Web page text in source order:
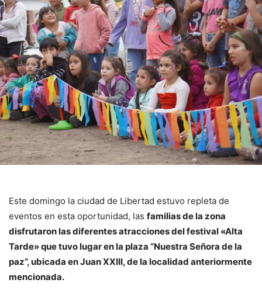
Este domingo la ciudad de Libertad estuvo repleta de
eventos en esta oportunidad, las familias de la zona
disfrutaron las diferentes atracciones del festival «Alta
Tarde» que tuvo lugar en la plaza “Nuestra Señora de la
paz”, ubicada en Juan XXIII, de la localidad anteriormente
mencionada.